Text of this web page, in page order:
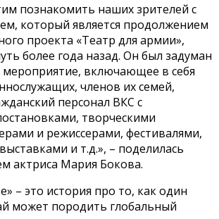
познакомить наших зрителей с
который является продолжением
проекта «Театр для армии»,
более года назад. Он был задуман
включающее в себя
членов их семей,
персонал ВКС с
творческими
и режиссерами, фестивалями,
и т.д.», – поделилась
актриса Мария Бокова.
– это история про то, как один
может породить глобальный